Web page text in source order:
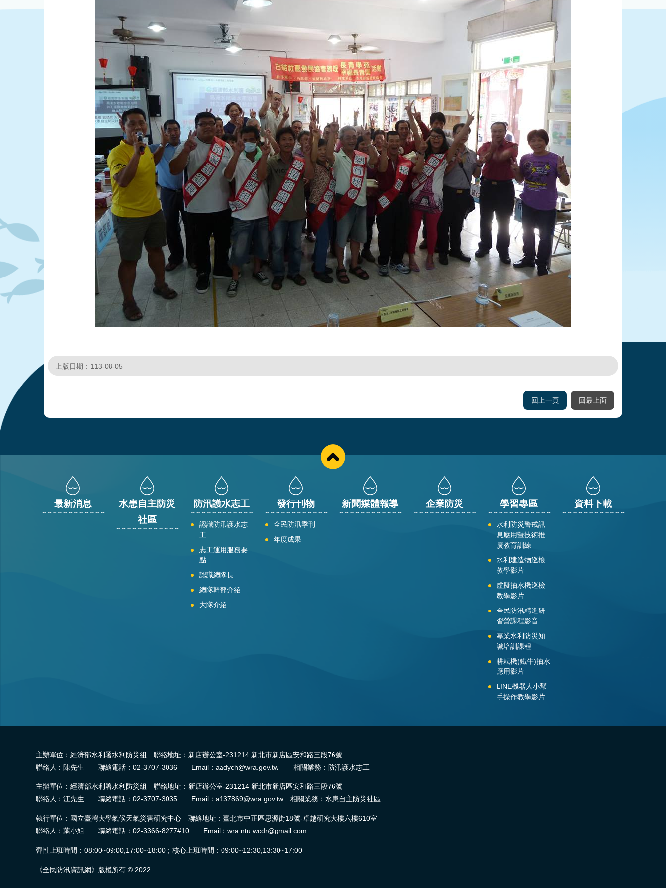
上版日期：113-08-05
回上一頁 回最上面
最新消息
水患自主防災
社區
防汛護水志工
認識防汛護水志
工
志工運用服務要
點
認識總隊長
總隊幹部介紹
大隊介紹
發行刊物
全民防汛季刊
年度成果
新聞媒體報導 企業防災 學習專區
水利防災警戒訊
息應用暨技術推
廣教育訓練
水利建造物巡檢
教學影片
虛擬抽水機巡檢
教學影片
全民防汛精進研
習營課程影音
專業水利防災知
識培訓課程
耕耘機(鐵牛)抽水
應用影片
LINE機器人小幫
手操作教學影片
資料下載
主辦單位：經濟部水利署水利防災組 聯絡地址：新店辦公室-231214 新北市新店區安和路三段76號
聯絡人：陳先生 聯絡電話：02-3707-3036 Email：aadych@wra.gov.tw 相關業務：防汛護水志工
主辦單位：經濟部水利署水利防災組 聯絡地址：新店辦公室-231214 新北市新店區安和路三段76號
聯絡人：江先生 聯絡電話：02-3707-3035 Email：a137869@wra.gov.tw 相關業務：水患自主防災社區
執行單位：國立臺灣大學氣候天氣災害研究中心 聯絡地址：臺北市中正區思源街18號-卓越研究大樓六樓610室
聯絡人：葉小姐 聯絡電話：02-3366-8277#10 Email：wra.ntu.wcdr@gmail.com
彈性上班時間：08:00~09:00,17:00~18:00；核心上班時間：09:00~12:30,13:30~17:00
《全民防汛資訊網》版權所有 © 2022